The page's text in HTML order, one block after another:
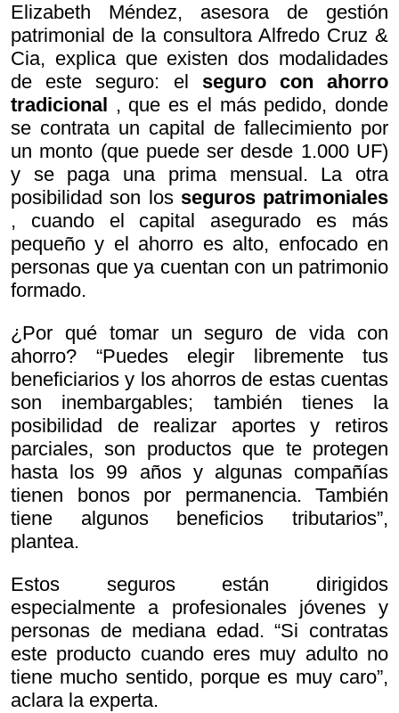
Elizabeth Méndez, asesora de gestión
patrimonial de la consultora Alfredo Cruz &
Cia, explica que existen dos modalidades
de este seguro: el seguro con ahorro
tradicional , que es el más pedido, donde
se contrata un capital de fallecimiento por
un monto (que puede ser desde 1.000 UF)
y se paga una prima mensual. La otra
posibilidad son los seguros patrimoniales
, cuando el capital asegurado es más
pequeño y el ahorro es alto, enfocado en
personas que ya cuentan con un patrimonio
formado.
¿Por qué tomar un seguro de vida con
ahorro? “Puedes elegir libremente tus
beneficiarios y los ahorros de estas cuentas
son inembargables; también tienes la
posibilidad de realizar aportes y retiros
parciales, son productos que te protegen
hasta los 99 años y algunas compañías
tienen bonos por permanencia. También
tiene algunos beneficios tributarios”,
plantea.
Estos seguros están dirigidos
especialmente a profesionales jóvenes y
personas de mediana edad. “Si contratas
este producto cuando eres muy adulto no
tiene mucho sentido, porque es muy caro”,
aclara la experta.